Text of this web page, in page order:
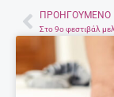
Prev
ΠΡΟΗΓΟΎΜΕΝΟ